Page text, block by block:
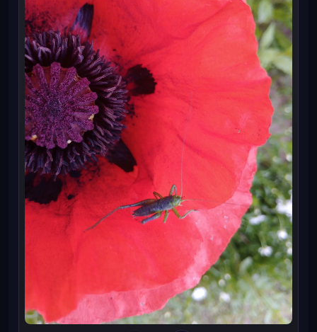
Был отфоткан, с восхищением всем показан и
отпущен))